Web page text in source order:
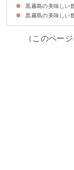
①ロック
②水割り
③お湯割り
④ジュース・炭
黒霧島の美味しい
①炭酸水・ソー
②梅干入りお湯
③レモンソーダ
④コーラ割り
⑤コーヒーカク
⑥オレンジジュ
⑦カクテル風黒
黒霧島の美味しい
（このペー